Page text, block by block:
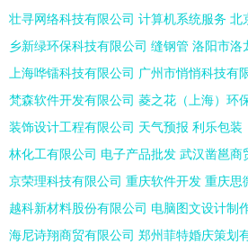
壮寻网络科技有限公司 计算机系统服务 北
乡新绿环保科技有限公司 缝钢管 洛阳市洛
上海哗镭科技有限公司 广州市悄悄科技有
梵森软件开发有限公司 菱之花（上海）环
装饰设计工程有限公司 天气预报 利乐包装
林化工有限公司 电子产品批发 武汉凿邕商
京荣理科技有限公司 重庆软件开发 重庆思
越科新材料股份有限公司 电脑图文设计制
海尼诗翔商贸有限公司 郑州菲特婚庆策划